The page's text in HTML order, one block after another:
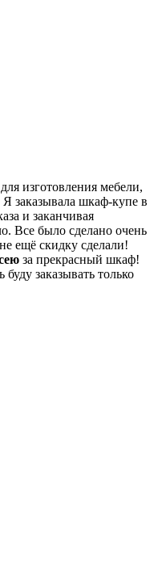
изготовления мебели,
заказывала шкаф-купе в
и заканчивая
Все было сделано очень
ещё скидку сделали!
за прекрасный шкаф!
заказывать только